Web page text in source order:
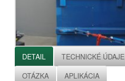
DETAIL TECHNICKÉ ÚDAJE
OTÁZKA
APLIKÁCIA